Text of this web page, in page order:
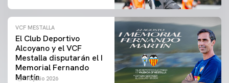
VCF MESTALLA
El Club Deportivo
Alcoyano y el VCF
Mestalla disputarán el I
Memorial Fernando
Martín
16 julio 2026